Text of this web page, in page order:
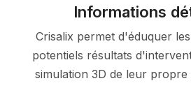
Informations
Crisalix permet d'éduquer
potentiels résultats
simulation 3D de leur propre